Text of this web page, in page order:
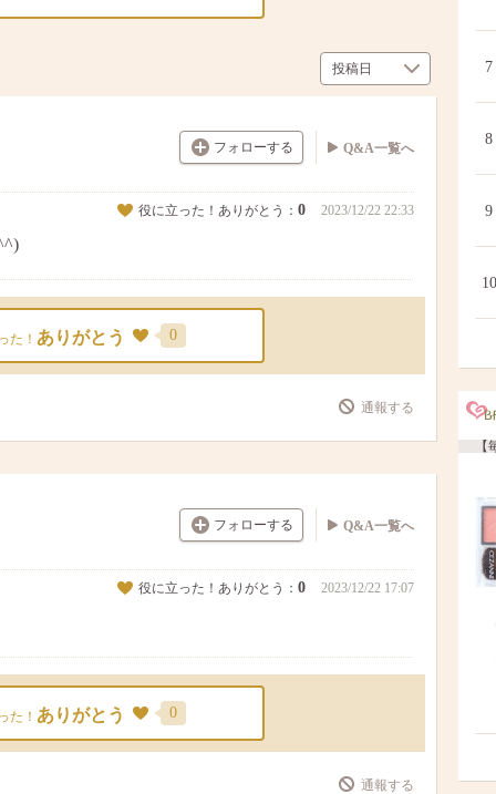
フォローする Q&A一覧へ
役に立った！ありがとう： 0 2023/12/22 22:33
た！ ありがとう 0
通報する
フォローする Q&A一覧へ
役に立った！ありがとう： 0 2023/12/22 17:07
た！ ありがとう 0
通報する
7
8
9
10